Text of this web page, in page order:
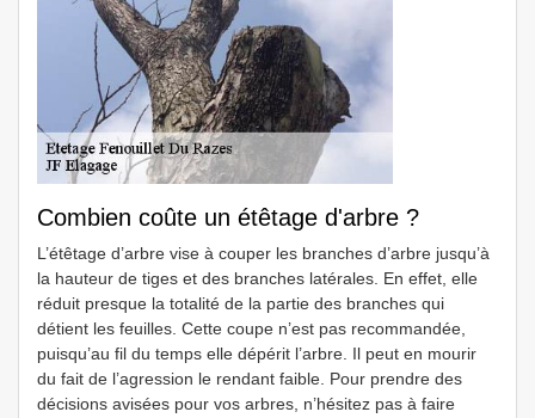
Combien coûte un étêtage d'arbre ?
L’étêtage d’arbre vise à couper les branches d’arbre jusqu’à
la hauteur de tiges et des branches latérales. En effet, elle
réduit presque la totalité de la partie des branches qui
détient les feuilles. Cette coupe n’est pas recommandée,
puisqu’au fil du temps elle dépérit l’arbre. Il peut en mourir
du fait de l’agression le rendant faible. Pour prendre des
décisions avisées pour vos arbres, n’hésitez pas à faire